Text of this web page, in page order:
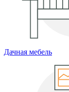
Дачная мебель